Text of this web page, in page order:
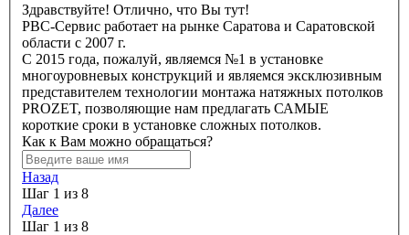
Здравствуйте! Отлично, что Вы тут!
РBC-Сервис работает на рынке Саратова и Саратовской
области с 2007 г.
C 2015 года, пожалуй, являемся №1 в установке
многоуровневых конструкций и являемся эксклюзивным
представителем технологии монтажа натяжных потолков
PROZET, позволяющие нам предлагать САМЫЕ
короткие сроки в установке сложных потолков.
Как к Вам можно обращаться?
Назад
Шаг 1 из 8
Далее
Шаг 1 из 8